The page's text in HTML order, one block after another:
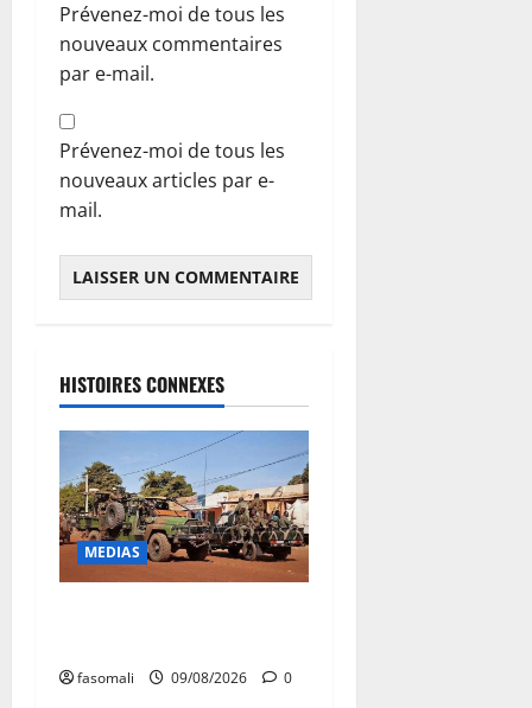
Prévenez-moi de tous les
nouveaux commentaires
par e-mail.
Prévenez-moi de tous les
nouveaux articles par e-
mail.
HISTOIRES CONNEXES
MEDIAS
fasomali 09/08/2026 0